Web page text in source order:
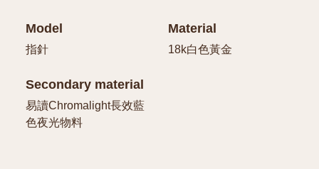
Model
指針
Material
18k白色黃金
Secondary material
易讀Chromalight長效藍
色夜光物料